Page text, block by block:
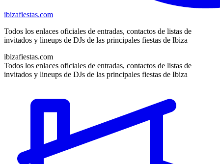
ibizafiestas.com
Todos los enlaces oficiales de entradas, contactos de listas de
invitados y lineups de DJs de las principales fiestas de Ibiza
ibizafiestas.com
Todos los enlaces oficiales de entradas, contactos de listas de
invitados y lineups de DJs de las principales fiestas de Ibiza